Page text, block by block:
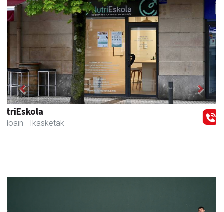
Izkiriota ardoak
Andoain - Ardoak
Previous Next